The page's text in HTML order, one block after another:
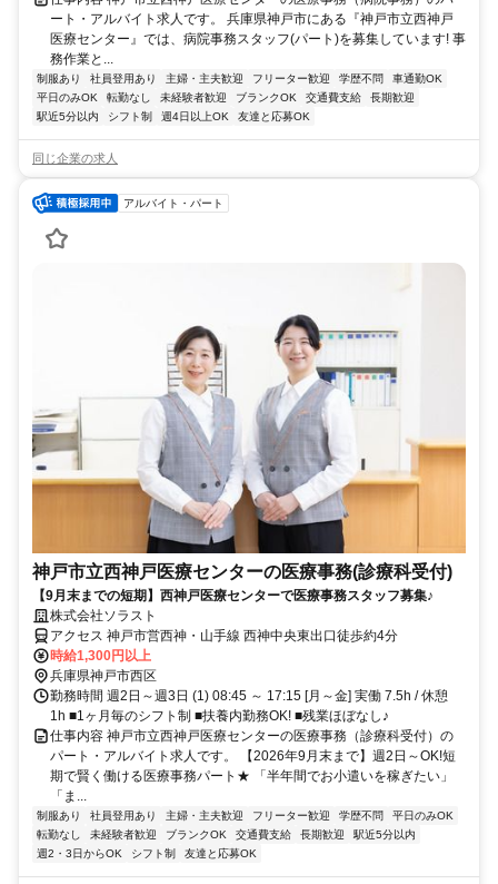
ート・アルバイト求人です。 兵庫県神戸市にある『神戸市立西神戸
医療センター』では、病院事務スタッフ(パート)を募集しています! 事
務作業と...
制服あり 社員登用あり 主婦・主夫歓迎 フリーター歓迎 学歴不問
車通勤OK
平日のみOK
転勤なし 未経験者歓迎 ブランクOK 交通費支給
長期歓迎
駅近5分以内
シフト制 週4日以上OK 友達と応募OK
同じ企業の求人
アルバイト・パート
神戸市立西神戸医療センターの医療事務(診療科受付)
【9月末までの短期】西神戸医療センターで医療事務スタッフ募集♪
株式会社ソラスト
アクセス 神戸市営西神・山手線 西神中央東出口徒歩約4分
時給1,300円以上
兵庫県神戸市西区
勤務時間 週2日～週3日 (1) 08:45 ～ 17:15 [月～金] 実働 7.5h / 休憩
1h ■1ヶ月毎のシフト制 ■扶養内勤務OK! ■残業ほぼなし♪
仕事内容 神戸市立西神戸医療センターの医療事務（診療科受付）の
パート・アルバイト求人です。 【2026年9月末まで】週2日～OK!短
期で賢く働ける医療事務パート★ 「半年間でお小遣いを稼ぎたい」
「ま...
制服あり 社員登用あり 主婦・主夫歓迎 フリーター歓迎 学歴不問
平日のみOK
転勤なし
未経験者歓迎 ブランクOK 交通費支給 長期歓迎
駅近5分以内
週2・3日からOK
シフト制 友達と応募OK